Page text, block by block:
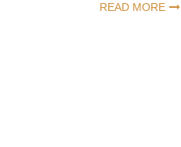
READ MORE